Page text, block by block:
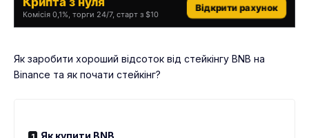
Комісія 0,1%, торги 24/7, старт з $10
Відкрити рахунок
Як заробити хороший відсоток від стейкінгу BNB на
Binance та як почати стейкінг?
Як купити BNB